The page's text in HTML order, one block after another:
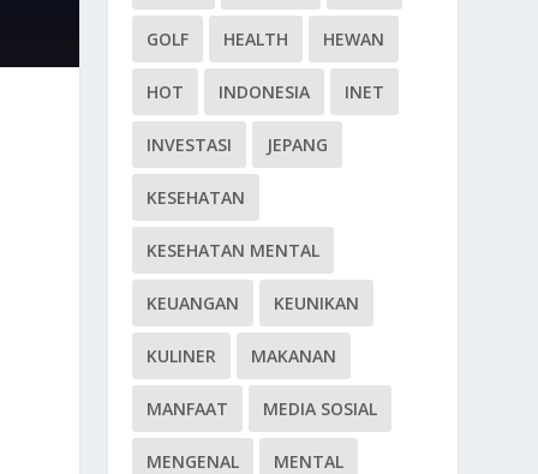
GOLF HEALTH HEWAN
HOT INDONESIA INET
INVESTASI JEPANG
KESEHATAN
KESEHATAN MENTAL
KEUANGAN KEUNIKAN
KULINER MAKANAN
MANFAAT MEDIA SOSIAL
MENGENAL MENTAL